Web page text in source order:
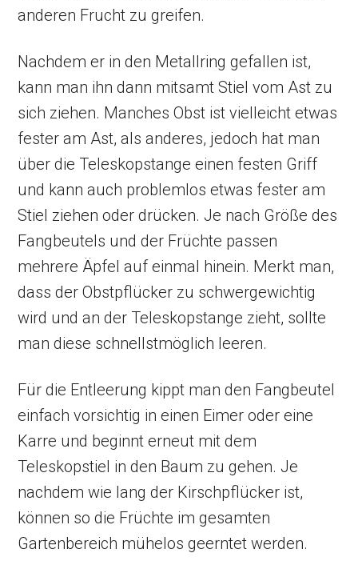
anderen Frucht zu greifen.
Nachdem er in den Metallring gefallen ist,
kann man ihn dann mitsamt Stiel vom Ast zu
sich ziehen. Manches Obst ist vielleicht etwas
fester am Ast, als anderes, jedoch hat man
über die Teleskopstange einen festen Griff
und kann auch problemlos etwas fester am
Stiel ziehen oder drücken. Je nach Größe des
Fangbeutels und der Früchte passen
mehrere Äpfel auf einmal hinein. Merkt man,
dass der Obstpflücker zu schwergewichtig
wird und an der Teleskopstange zieht, sollte
man diese schnellstmöglich leeren.
Für die Entleerung kippt man den Fangbeutel
einfach vorsichtig in einen Eimer oder eine
Karre und beginnt erneut mit dem
Teleskopstiel in den Baum zu gehen. Je
nachdem wie lang der Kirschpflücker ist,
können so die Früchte im gesamten
Gartenbereich mühelos geerntet werden.